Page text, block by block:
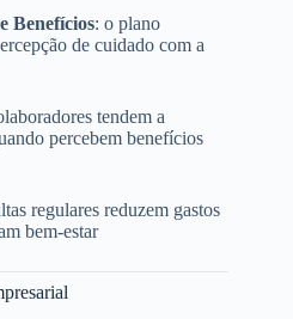
Benefícios: o plano
de cuidado com a
tendem a
percebem benefícios
regulares reduzem gastos
bem-estar